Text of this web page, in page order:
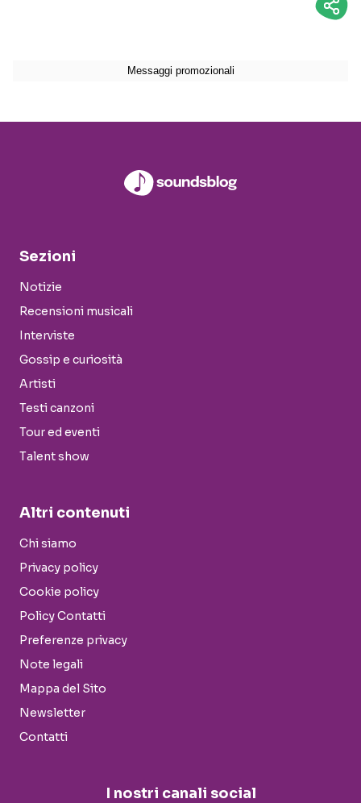
Sezioni
Notizie
Recensioni musicali
Interviste
Gossip e curiosità
Artisti
Testi canzoni
Tour ed eventi
Talent show
Altri contenuti
Chi siamo
Privacy policy
Cookie policy
Policy Contatti
Preferenze privacy
Note legali
Mappa del Sito
Newsletter
Contatti
I nostri canali social